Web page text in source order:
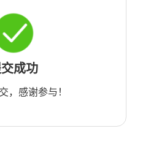
成功
，感谢参与！